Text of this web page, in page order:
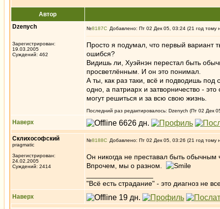
Автор
Dzenych
Зарегистрирован:
19.03.2005
Суждений: 462
№8187 Добавлено: Пт 02 Дек 05, 03:24 (21 год тому
Просто я подумал, что первый вариант
ошибся?
Видишь ли, Хуэйнэн перестал быть
просветлённым. И он это понимал.
А ты, как раз таки, всё и подводишь под
одно, а патриарх и затворничество -
могут решиться и за всю свою жизнь.
Последний раз редактировалось: Dzenych (Пт 02 Дек
Наверх
Склихософский
pragmatic
Зарегистрирован:
24.02.2005
Суждений: 2414
№8188 Добавлено: Пт 02 Дек 05, 03:26 (21 год тому
Он никогда не преставал быть обычным
Впрочем, мы о разном.
"Всё есть страдание" - это диагноз не
Наверх